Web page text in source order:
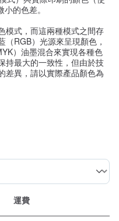
的色差。
模式，而這兩種模式之間存
RGB）光源來呈現顏色，
）油墨混合來實現各種色
持最大的一致性，但由於技
差異，請以實際產品顏色為
運費